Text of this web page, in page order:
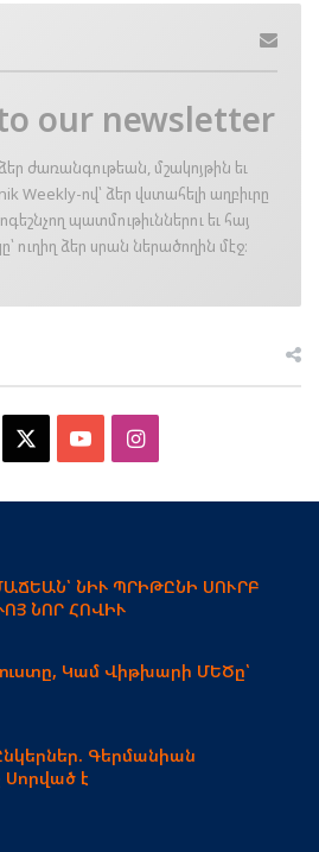
our newsletter
ժառանգութեան, մշակոյթին եւ
Weekly-ով՝ ձեր վստահելի աղբիւրը
պատմութիւններու եւ հայ
ուղիղ ձեր սրան ներածողին մէջ։
YouTubeInstagram
ՆԻՒ ՊՐԻԹԸՆԻ ՍՈՒՐԲ
ՆՈՐ ՀՈՎԻՒ
Կամ Վիթխարի ՄԵԾը՝
Գերմանիան
Սորված է